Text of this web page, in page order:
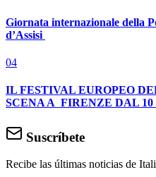
Giornata internazionale della
d’Assisi
04
IL FESTIVAL EUROPEO
SCENA A FIRENZE DAL 10
Suscríbete
Recibe las últimas noticias de